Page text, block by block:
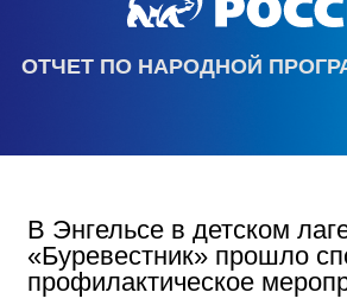
ОТЧЕТ ПО НАРОДНОЙ
В Энгельсе в детском
«Буревестник» прошло
профилактическое